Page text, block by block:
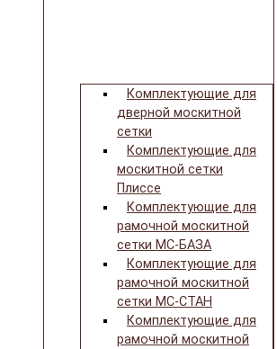
Комплектующие для
дверной москитной
сетки
Комплектующие для
москитной сетки
Плиссе
Комплектующие для
рамочной москитной
сетки МС-БАЗА
Комплектующие для
рамочной москитной
сетки МС-СТАН
Комплектующие для
рамочной москитной